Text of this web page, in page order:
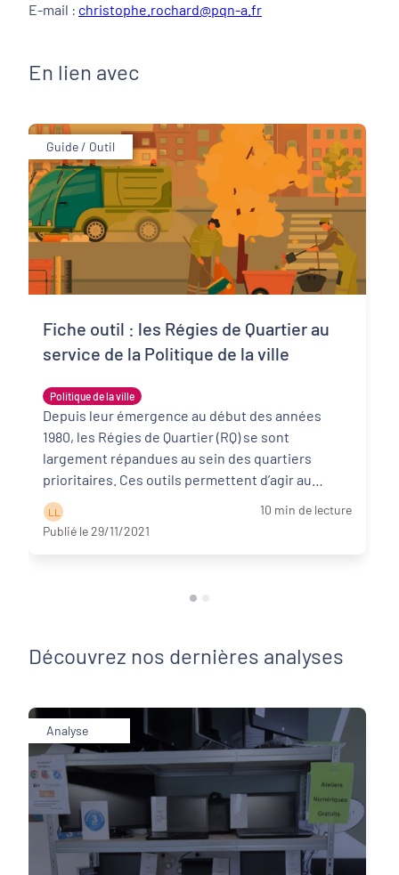
E-mail : christophe.rochard@pqn-a.fr
En lien avec
Guide / Outil
Politique de la ville
Fiche outil : les Régies de Quartier au
service de la Politique de la ville
Depuis leur émergence au début des années
1980, les Régies de Quartier (RQ) se sont
largement répandues au sein des quartiers
prioritaires. Ces outils permettent d’agir au
L L
10 min de lecture
Publié le 29/11/2021
Découvrez nos dernières analyses
Analyse